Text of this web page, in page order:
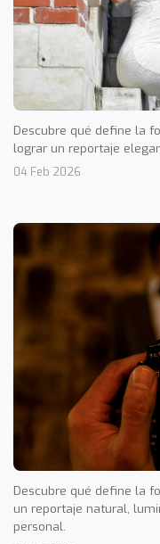
Descubre qué define la
lograr un reportaje
04 Feb 2026
Descubre qué define la
un reportaje natural,
personal.